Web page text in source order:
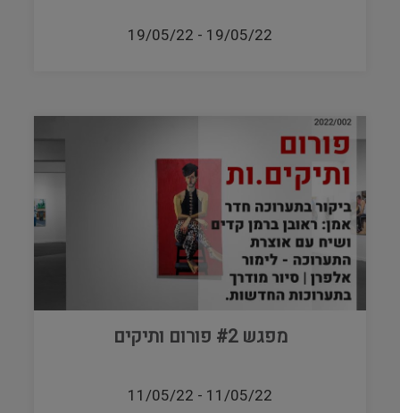
19/05/22
-
19/05/22
מפגש #2 פורום ותיקים
11/05/22
-
11/05/22